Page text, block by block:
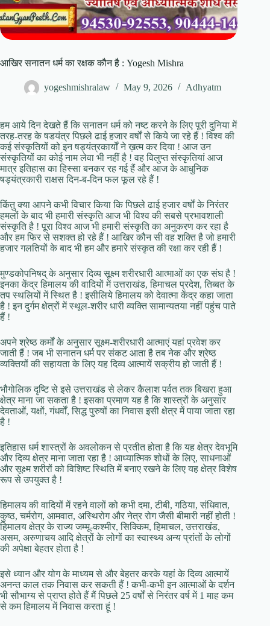
आखिर सनातन धर्म का रक्षक कौन है : Yogesh Mishra
yogeshmishralaw May 9, 2026 Adhyatm
हम आये दिन देखते हैं कि सनातन धर्म को नष्ट करने के लिए पूरी दुनिया में
तरह-तरह के षडयंत्र पिछले ढाई हजार वर्षों से किये जा रहे हैं ! विश्व की
कई संस्कृतियों को इन षड्यंत्रकार्यों ने ख़त्म कर दिया ! आज उन
संस्कृतियों का कोई नाम लेवा भी नहीं है ! वह विलुप्त संस्कृतियां आज
मात्र इतिहास का हिस्सा बनकर रह गई हैं और आज के आधुनिक
षड्यंत्रकारी राक्षस दिन-ब-दिन फल फूल रहे हैं !
किंतु क्या आपने कभी विचार किया कि पिछले ढाई हजार वर्षों के निरंतर
हमलों के बाद भी हमारी संस्कृति आज भी विश्व की सबसे प्रभावशाली
संस्कृति है ! पूरा विश्व आज भी हमारी संस्कृति का अनुकरण कर रहा है
और हम फिर से सशक्त हो रहे हैं ! आखिर कौन सी वह शक्ति है जो हमारी
हजार गलतियों के बाद भी हम और हमारे संस्कृत की रक्षा कर रही हैं !
मुण्डकोपनिषद् के अनुसार दिव्य सूक्ष्म शरीरधारी आत्माओं का एक संघ है !
इनका केंद्र हिमालय की वादियों में उत्तराखंड, हिमाचल प्रदेश, तिब्बत के
तप स्थलियों में स्थित है ! इसीलिये हिमालय को देवात्मा केंद्र कहा जाता
है ! इन दुर्गम क्षेत्रों में स्थूल-शरीर धारी व्यक्ति सामान्यतया नहीं पहुंच पाते
हैं !
अपने श्रेष्ठ कर्मों के अनुसार सूक्ष्म-शरीरधारी आत्माएं यहां प्रवेश कर
जाती हैं ! जब भी सनातन धर्म पर संकट आता है तब नेक और श्रेष्ठ
व्यक्तियों की सहायता के लिए यह दिव्य आत्मायें सक्रीय हो जाती हैं !
भौगोलिक दृष्टि से इसे उत्तराखंड से लेकर कैलाश पर्वत तक बिखरा हुआ
क्षेत्र माना जा सकता है ! इसका प्रमाण यह है कि शास्त्रों के अनुसार
देवताओं, यक्षों, गंधर्वों, सिद्ध पुरुषों का निवास इसी क्षेत्र में पाया जाता रहा
है !
इतिहास धर्म शास्त्रों के अवलोकन से प्रतीत होता है कि यह क्षेत्र देवभूमि
और दिव्य क्षेत्र माना जाता रहा है ! आध्यात्मिक शोधों के लिए, साधनाओं
और सूक्ष्म शरीरों को विशिष्ट स्थिति में बनाए रखने के लिए यह क्षेत्र विशेष
रूप से उपयुक्त है !
हिमालय की वादियों में रहने वालों को कभी दमा, टीबी, गठिया, संधिवात,
कुष्ठ, चर्मरोग, आमवात, अस्थिरोग और नेत्र रोग जैसी बीमारी नहीं होती !
हिमालय क्षेत्र के राज्य जम्मू-कश्मीर, सिक्किम, हिमाचल, उत्तराखंड,
असम, अरुणाचय आदि क्षेत्रों के लोगों का स्वास्थ्य अन्य प्रांतों के लोगों
की अपेक्षा बेहतर होता है !
इसे ध्यान और योग के माध्यम से और बेहतर करके यहां के दिव्य आत्मायें
अनन्त काल तक निवास कर सकती हैं ! कभी-कभी इन आत्माओं के दर्शन
भी सौभाग्य से प्राप्त होते हैं मैं पिछले 25 वर्षों से निरंतर वर्ष में 1 माह कम
से कम हिमालय में निवास करता हूं !